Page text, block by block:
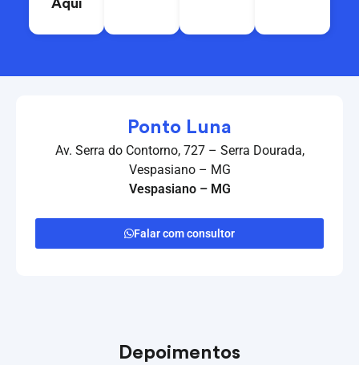
Aqui
Ponto Luna
Av. Serra do Contorno, 727 – Serra Dourada,
Vespasiano – MG
Vespasiano – MG
Falar com consultor
Depoimentos